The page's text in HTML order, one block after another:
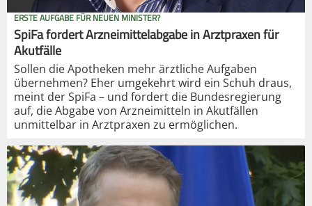
ERSTE AUFGABE FÜR NEUEN MINISTER?
SpiFa fordert Arzneimittelabgabe in Arztpraxen für
Akutfälle
Sollen die Apotheken mehr ärztliche Aufgaben
übernehmen? Eher umgekehrt wird ein Schuh draus,
meint der SpiFa – und fordert die Bundesregierung
auf, die Abgabe von Arzneimitteln in Akutfällen
unmittelbar in Arztpraxen zu ermöglichen.